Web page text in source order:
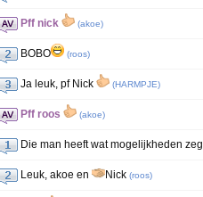
Pff nick (akoe)
BOBO (roos)
Ja leuk, pf Nick (HARMPJE)
Pff roos (akoe)
Die man heeft wat mogelijkheden zeg
Leuk, akoe en Nick (roos)